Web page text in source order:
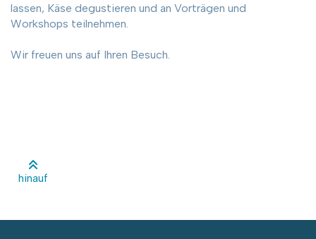
lassen, Käse degustieren und an Vorträgen und
Workshops teilnehmen.
Wir freuen uns auf Ihren Besuch.
hinauf